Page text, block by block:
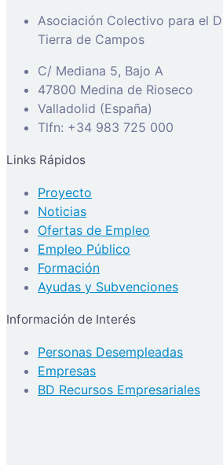
Asociación Colectivo para el
Tierra de Campos
C/ Mediana 5, Bajo A
47800 Medina de Rioseco
Valladolid (España)
Tlfn: +34 983 725 000
Links Rápidos
Proyecto
Noticias
Ofertas de Empleo
Empleo Público
Formación
Ayudas y Subvenciones
Información de Interés
Personas Desempleadas
Empresas
BD Recursos Empresariales